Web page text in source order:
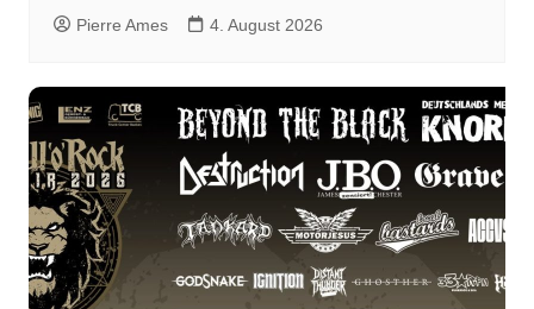
Pierre Ames 4. August 2026